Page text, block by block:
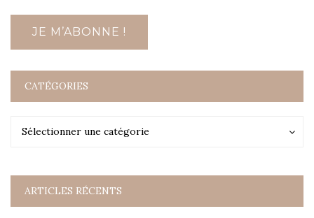
CATÉGORIES
Sélectionner une catégorie
Catégories
ARTICLES RÉCENTS